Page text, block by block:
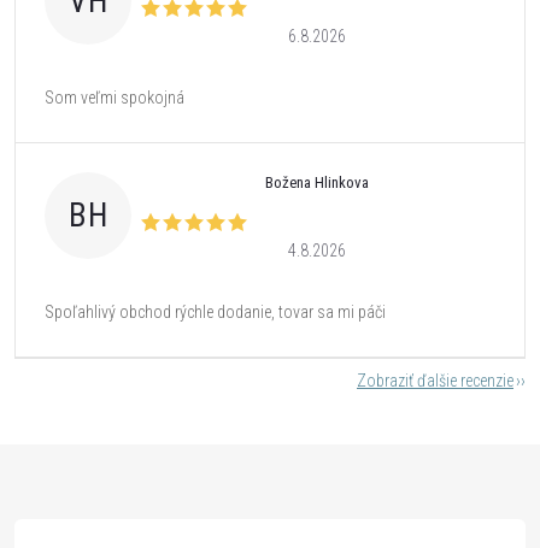
6.8.2026
Som veľmi spokojná
BH
Božena Hlinkova
4.8.2026
Spoľahlivý obchod rýchle dodanie, tovar sa mi páči
Zobraziť ďalšie recenzie